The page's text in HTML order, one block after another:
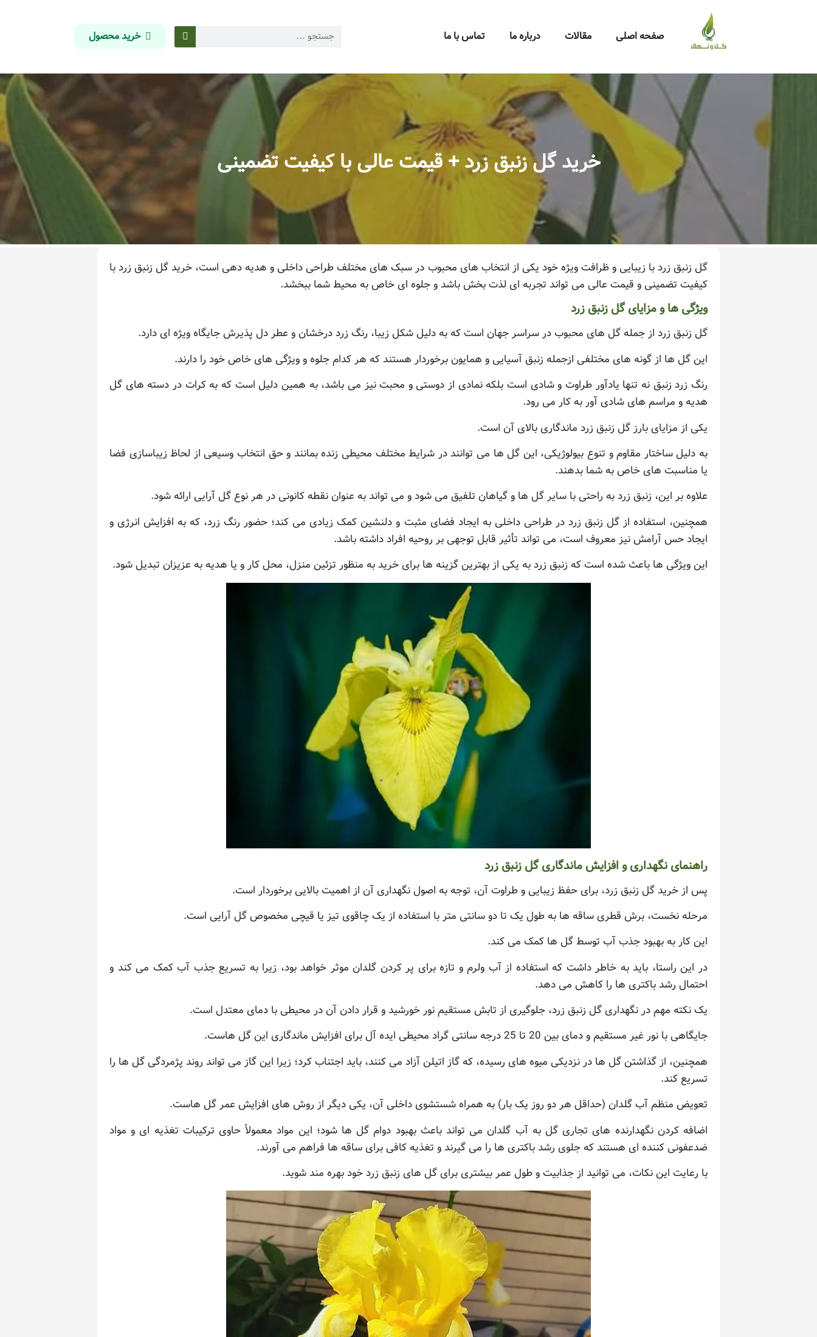
صفحه اصلی مقالات درباره ما تماس با ما خرید محصول
خرید گل زنبق زرد + قیمت عالی با کیفیت تضمینی
گل زنبق زرد با زیبایی و ظرافت ویژه خود یکی از انتخاب های محبوب در سبک های مختلف طراحی داخلی و هدیه دهی است، خرید گل زنبق زرد با
کیفیت تضمینی و قیمت عالی می تواند تجربه ای لذت بخش باشد و جلوه ای خاص به محیط شما ببخشد.
ویژگی ها و مزایای گل زنبق زرد
گل زنبق زرد از جمله گل های محبوب در سراسر جهان است که به دلیل شکل زیبا، رنگ زرد درخشان و عطر دل پذیرش جایگاه ویژه ای دارد.
این گل ها از گونه های مختلفی ازجمله زنبق آسیایی و همایون برخوردار هستند که هر کدام جلوه و ویژگی های خاص خود را دارند.
رنگ زرد زنبق نه تنها یادآور طراوت و شادی است بلکه نمادی از دوستی و محبت نیز می باشد، به همین دلیل است که به کرات در دسته های گل
هدیه و مراسم های شادی آور به کار می رود.
یکی از مزایای بارز گل زنبق زرد ماندگاری بالای آن است.
به دلیل ساختار مقاوم و تنوع بیولوژیکی، این گل ها می توانند در شرایط مختلف محیطی زنده بمانند و حق انتخاب وسیعی از لحاظ زیباسازی فضا
یا مناسبت های خاص به شما بدهند.
علاوه بر این، زنبق زرد به راحتی با سایر گل ها و گیاهان تلفیق می شود و می تواند به عنوان نقطه کانونی در هر نوع گل آرایی ارائه شود.
همچنین، استفاده از گل زنبق زرد در طراحی داخلی به ایجاد فضای مثبت و دلنشین کمک زیادی می کند؛ حضور رنگ زرد، که به افزایش انرژی و
ایجاد حس آرامش نیز معروف است، می تواند تأثیر قابل توجهی بر روحیه افراد داشته باشد.
این ویژگی ها باعث شده است که زنبق زرد به یکی از بهترین گزینه ها برای خرید به منظور تزئین منزل، محل کار و یا هدیه به عزیزان تبدیل شود.
راهنمای نگهداری و افزایش ماندگاری گل زنبق زرد
پس از خرید گل زنبق زرد، برای حفظ زیبایی و طراوت آن، توجه به اصول نگهداری آن از اهمیت بالایی برخوردار است.
مرحله نخست، برش قطری ساقه ها به طول یک تا دو سانتی متر با استفاده از یک چاقوی تیز یا قیچی مخصوص گل آرایی است.
این کار به بهبود جذب آب توسط گل ها کمک می کند.
در این راستا، باید به خاطر داشت که استفاده از آب ولرم و تازه برای پر کردن گلدان موثر خواهد بود، زیرا به تسریع جذب آب کمک می کند و
احتمال رشد باکتری ها را کاهش می دهد.
یک نکته مهم در نگهداری گل زنبق زرد، جلوگیری از تابش مستقیم نور خورشید و قرار دادن آن در محیطی با دمای معتدل است.
جایگاهی با نور غیر مستقیم و دمای بین 20 تا 25 درجه سانتی گراد محیطی ایده آل برای افزایش ماندگاری این گل هاست.
همچنین، از گذاشتن گل ها در نزدیکی میوه های رسیده، که گاز اتیلن آزاد می کنند، باید اجتناب کرد؛ زیرا این گاز می تواند روند پژمردگی گل ها را
تسریع کند.
تعویض منظم آب گلدان (حداقل هر دو روز یک بار) به همراه شستشوی داخلی آن، یکی دیگر از روش های افزایش عمر گل هاست.
اضافه کردن نگهدارنده های تجاری گل به آب گلدان می تواند باعث بهبود دوام گل ها شود؛ این مواد معمولاً حاوی ترکیبات تغذیه ای و مواد
ضدعفونی کننده ای هستند که جلوی رشد باکتری ها را می گیرند و تغذیه کافی برای ساقه ها فراهم می آورند.
با رعایت این نکات، می توانید از جذابیت و طول عمر بیشتری برای گل های زنبق زرد خود بهره مند شوید.